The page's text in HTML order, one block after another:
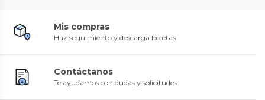
Mis compras
Haz seguimiento y descarga boletas
Contáctanos
Te ayudamos con dudas y solicitudes